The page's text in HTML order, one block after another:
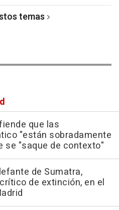
temas
que las
"están sobradamente
se "saque de contexto"
de Sumatra,
de extinción, en el